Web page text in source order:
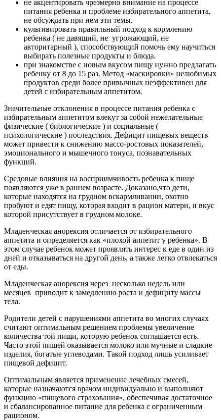
не акцентировать чрезмерно внимание на процессе
питания ребенка и проблеме избирательного аппетита,
не обсуждать при нем эти темы.
культивировать правильный подход к кормлению
ребенка ( не давящий, не угрожающий, не
авторитарный ), способствующий помочь ему научиться
выбирать полезные продукты и блюда.
при знакомстве с новым вкусом пищу нужно предлагать
ребенку от 8 до 15 раз. Метод «маскировки» нелюбимых
продуктов среди более привычных неэффективен для
детей с избирательным аппетитом.
Значительные отклонения в процессе питания ребенка с
избирательным аппетитом влекут за собой нежелательные
физические ( биологические ) и социальные (
психологические ) последствия. Дефицит пищевых веществ
может привести к снижению массо-ростовых показателей,
эмоционального и мышечного тонуса, познавательных
функций.
Средовые влияния на восприимчивость ребенка к пище
появляются уже в раннем возрасте. Доказано,что дети,
которые находятся на грудном вскармливании, охотно
пробуют и едят пищу, которая входит в рацион матери, и вкус
которой присутствует в грудном молоке.
Младенческая анорексия отличается от избирательного
аппетита и определяется как «плохой аппетит у ребенка». В
этом случае ребенок может проявлять интерес к еде в один из
дней и отказываться на другой день, а также легко отвлекаться
от еды.
Младенческая анорексия через несколько недель или
месяцев приводит к замедлению роста и дефициту массы
тела.
Родители детей с нарушениями аппетита во многих случаях
считают оптимальным решением проблемы увеличение
количества той пищи, которую ребенок соглашается есть.
Часто этой пищей оказывается молоко или мучные и сладкие
изделия, богатые углеводами. Такой подход лишь усиливает
пищевой дефицит.
Оптимальным является применение лечебных смесей,
которые назначаются врачом индивидуально и выполняют
функцию «пищевого страхования», обеспечивая достаточное
и сбалансированное питание для ребенка с ограниченным
рационом.